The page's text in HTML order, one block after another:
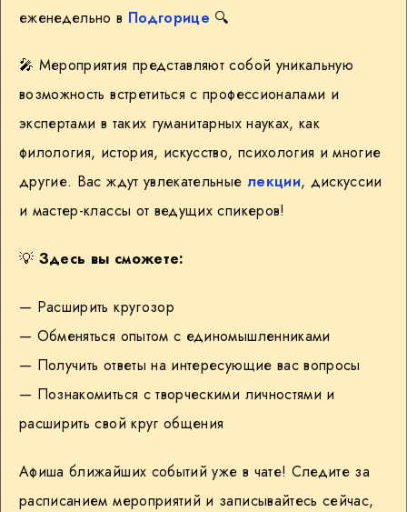
еженедельно в Подгорице 🔍
🎤 Мероприятия представляют собой уникальную
возможность встретиться с профессионалами и
экспертами в таких гуманитарных науках, как
филология, история, искусство, психология и многие
другие. Вас ждут увлекательные лекции, дискуссии
и мастер-классы от ведущих спикеров!
💡 Здесь вы сможете:
— Расширить кругозор
— Обменяться опытом с единомышленниками
— Получить ответы на интересующие вас вопросы
— Познакомиться с творческими личностями и
расширить свой круг общения
Афиша ближайших событий уже в чате! Следите за
расписанием мероприятий и записывайтесь сейчас,